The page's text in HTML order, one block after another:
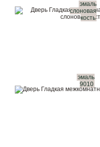
эмаль
слоновая
кость
эмаль
9010